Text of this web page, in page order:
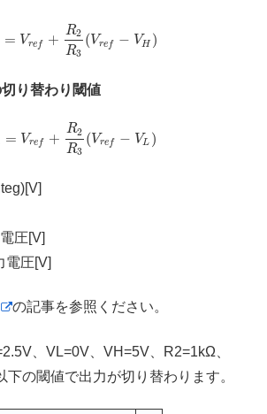
= Vref +
R2
R3
(Vref − VH )
り替わり閾値
= Vref +
R2
R3
(Vref − VL )
圧[V]
電圧[V]
の記事を参照ください。
、VL=0V、VH=5V、R2=1kΩ、
の閾値で出力が切り替わります。